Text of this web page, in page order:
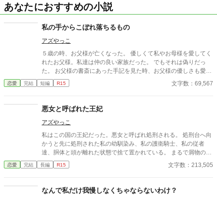
あなたにおすすめの小説
私の手からこぼれ落ちるもの
アズやっこ
５歳の時、お父様が亡くなった。 優しくて私やお母様を愛してく
れたお父様。私達は仲の良い家族だった。 でもそれは偽りだっ
た。 お父様の書斎にあった手記を見た時、お父様の優しさも愛
も、それはただの罪滅ぼしだった。 お父様が亡くなり侯爵家は叔
父様に奪われた。侯爵家を追い出されたお母様は心を病んだ。 心
ていくもの、そして最後は私もこぼれていく。 こぼれた私を救っ
てくれる人はいるのかしら… ❈ 作者独自の世界観です。 ❈ 作
者独自の設定です。 ❈ ざまぁはありません。
恋愛 完結 短編 R15 文字数：69,567
悪女と呼ばれた王妃
アズやっこ
私はこの国の王妃だった。悪女と呼ばれ処刑される。 処刑台へ向
かうと先に処刑された私の幼馴染み、私の護衛騎士、私の従者
達、胴体と頭が離れた状態で捨て置かれている。 まるで屑物のよ
うに足で蹴られぞんざいな扱いをされている。 私一人処刑すれば
済む話なのに。 それでも仕方がないわね。私は心がない悪女、今
座っている。 私はただ、 貴方を愛して、貴方を護りたかっただけ
だったの。 貴方のこの国を、貴方の地位を、貴方の政務を…、 た
恋愛 完結 長編 R15 文字数：213,505
なんで私だけ我慢しなくちゃならないわけ？